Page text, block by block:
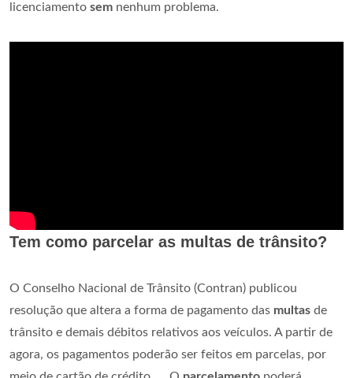
licenciamento sem nenhum problema.
Tem como parcelar as multas de trânsito?
O Conselho Nacional de Trânsito (Contran) publicou
resolução que altera a forma de pagamento das multas de
trânsito e demais débitos relativos aos veículos. A partir de
agora, os pagamentos poderão ser feitos em parcelas, por